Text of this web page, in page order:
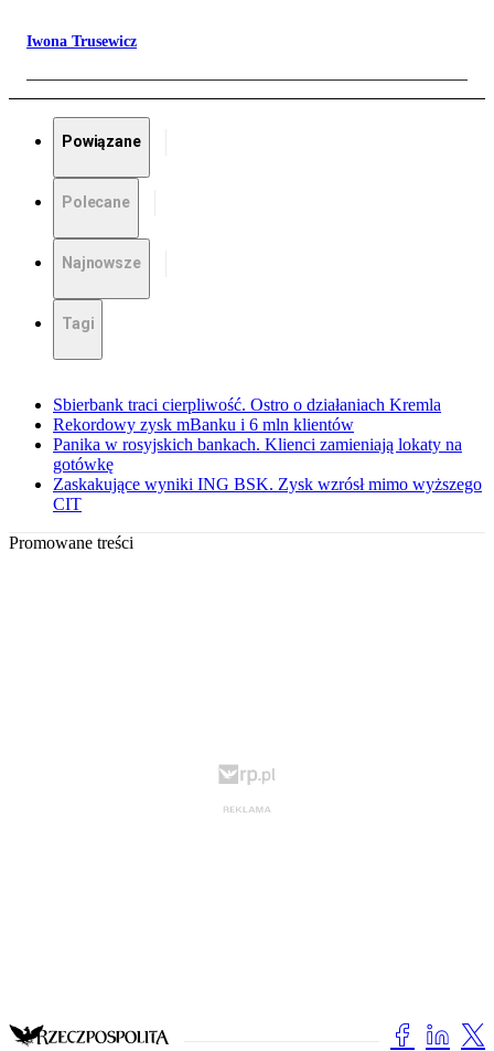
Iwona Trusewicz
Powiązane
Polecane
Najnowsze
Tagi
Sbierbank traci cierpliwość. Ostro o działaniach Kremla
Rekordowy zysk mBanku i 6 mln klientów
Panika w rosyjskich bankach. Klienci zamieniają lokaty na
gotówkę
Zaskakujące wyniki ING BSK. Zysk wzrósł mimo wyższego
CIT
Promowane treści